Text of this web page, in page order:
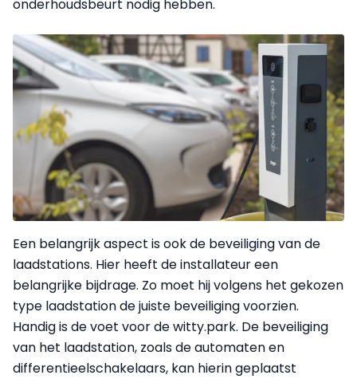
onderhoudsbeurt nodig hebben.
Een belangrijk aspect is ook de beveiliging van de
laadstations. Hier heeft de installateur een
belangrijke bijdrage. Zo moet hij volgens het gekozen
type laadstation de juiste beveiliging voorzien.
Handig is de voet voor de witty.park. De beveiliging
van het laadstation, zoals de automaten en
differentieelschakelaars, kan hierin geplaatst